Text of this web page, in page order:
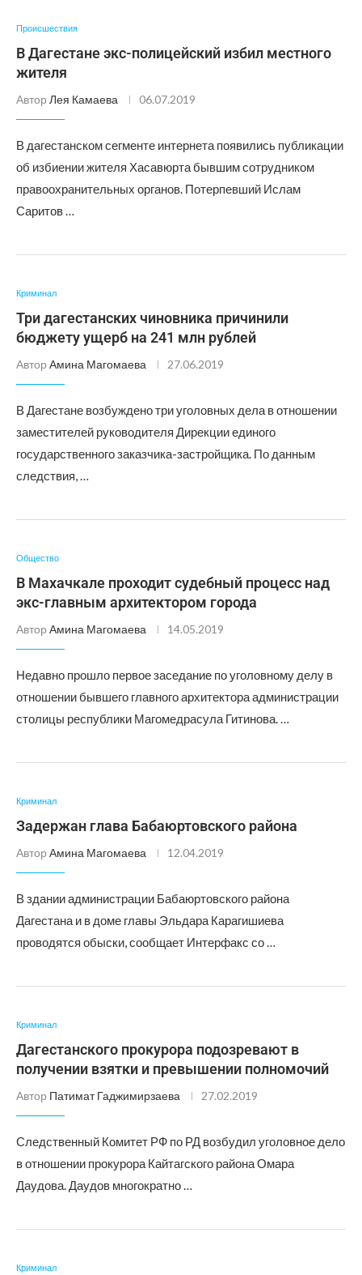
Происшествия
В Дагестане экс-полицейский избил местного
жителя
Автор Лея Камаева 06.07.2019
В дагестанском сегменте интернета появились публикации
об избиении жителя Хасавюрта бывшим сотрудником
правоохранительных органов. Потерпевший Ислам
Саритов …
Криминал
Три дагестанских чиновника причинили
бюджету ущерб на 241 млн рублей
Автор Амина Магомаева 27.06.2019
В Дагестане возбуждено три уголовных дела в отношении
заместителей руководителя Дирекции единого
государственного заказчика-застройщика. По данным
следствия, …
Общество
В Махачкале проходит судебный процесс над
экс-главным архитектором города
Автор Амина Магомаева 14.05.2019
Недавно прошло первое заседание по уголовному делу в
отношении бывшего главного архитектора администрации
столицы республики Магомедрасула Гитинова. …
Криминал
Задержан глава Бабаюртовского района
Автор Амина Магомаева 12.04.2019
В здании администрации Бабаюртовского района
Дагестана и в доме главы Эльдара Карагишиева
проводятся обыски, сообщает Интерфакс со …
Криминал
Дагестанского прокурора подозревают в
получении взятки и превышении полномочий
Автор Патимат Гаджимирзаева 27.02.2019
Следственный Комитет РФ по РД возбудил уголовное дело
в отношении прокурора Кайтагского района Омара
Даудова. Даудов многократно …
Криминал